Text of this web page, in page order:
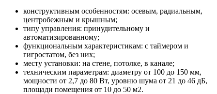
конструктивным особенностям: осевым, радиальным,
центробежным и крышным;
типу управления: принудительному и
автоматизированному;
функциональным характеристикам: с таймером и
гигростатом, без них;
месту установки: на стене, потолке, в канале;
техническим параметрам: диаметру от 100 до 150 мм,
мощности от 2,7 до 80 Вт, уровню шума от 21 до 46 дБ,
площади помещения от 10 до 50 м2.